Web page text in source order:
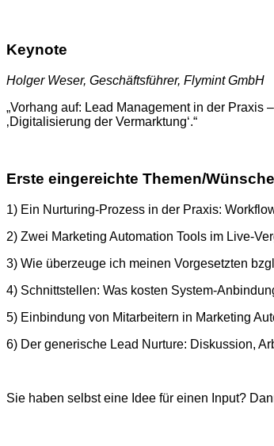
Keynote
Holger Weser, Geschäftsführer, Flymint GmbH
„Vorhang auf: Lead Management in der
‚Digitalisierung der Vermarktung‘.“
Erste eingereichte Themen/
1) Ein Nurturing-Prozess in der Praxis:
2) Zwei Marketing Automation Tools im Live-
3) Wie überzeuge ich meinen Vorgesetzten
4) Schnittstellen: Was kosten System-
5) Einbindung von Mitarbeitern in Marketing
6) Der generische Lead Nurture: Diskussion,
Sie haben selbst eine Idee für einen Input?